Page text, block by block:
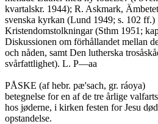
kvartalskr. 1944); R. Askmark,
svenska kyrkan (Lund 1949; s. 102
Kristendomstolkningar (Sthm 1951;
Diskussionen om förhållandet mellan
och nåden, samt Den lutherska
svårfattlighet). L. P—aa
PÅSKE (af hebr. pæ'sach, gr. ráoya)
betegnelse for en af de tre årlige
hos jøderne, i kirken festen for Jesu
opstandelse.